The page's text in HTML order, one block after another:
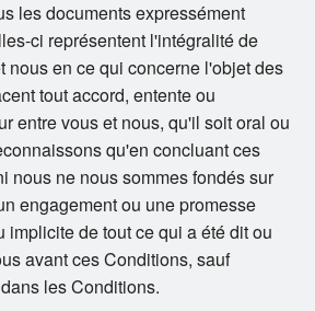
les documents expressément
ci représentent l'intégralité de
nous en ce qui concerne l'objet des
tout accord, entente ou
entre vous et nous, qu'il soit oral ou
qu'en concluant ces
nous ne nous sommes fondés sur
engagement ou une promesse
implicite de tout ce qui a été dit ou
avant ces Conditions, sauf
les Conditions.